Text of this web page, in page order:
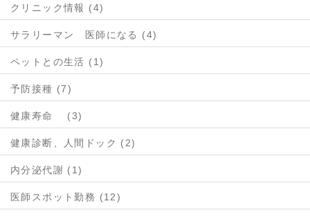
クリニック情報 (4)
サラリーマン 医師になる (4)
ペットとの生活 (1)
予防接種 (7)
健康寿命 (3)
健康診断、人間ドック (2)
内分泌代謝 (1)
医師スポット勤務 (12)